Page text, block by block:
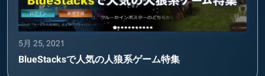
5月 25, 2021
BlueStacksで人気の人狼系ゲーム特集